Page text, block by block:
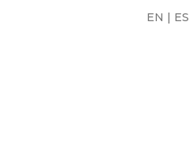
EN | ES